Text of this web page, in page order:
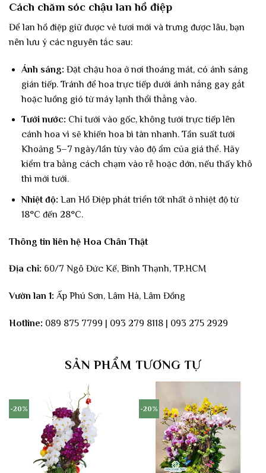
Cách chăm sóc chậu lan hồ điệp
Để lan hồ điệp giữ được vẻ tươi mới và trưng được lâu, bạn
nên lưu ý các nguyên tắc sau:
Ánh sáng: Đặt chậu hoa ở nơi thoáng mát, có ánh sáng
gián tiếp. Tránh để hoa trực tiếp dưới ánh nắng gay gắt
hoặc luồng gió từ máy lạnh thổi thẳng vào.
Tưới nước: Chỉ tưới vào gốc, không tưới trực tiếp lên
cánh hoa vì sẽ khiến hoa bì tàn nhanh. Tần suất tưới
Khoảng 5–7 ngày/lần tùy vào độ ẩm của giá thể. Hãy
kiểm tra bằng cách chạm vào rễ hoặc dớn, nếu thấy khô
thì mới tưới.
Nhiệt độ: Lan Hồ Điệp phát triển tốt nhất ở nhiệt độ từ
18°C đến 28°C.
Thông tin liên hệ Hoa Chân Thật
Địa chỉ: 60/7 Ngô Đức Kế, Bình Thạnh, TP.HCM
Vườn lan 1: Ấp Phú Sơn, Lâm Hà, Lâm Đồng
Hotline: 089 875 7799 | 093 279 8118 | 093 275 2929
SẢN PHẨM TƯƠNG TỰ
-20% -20%